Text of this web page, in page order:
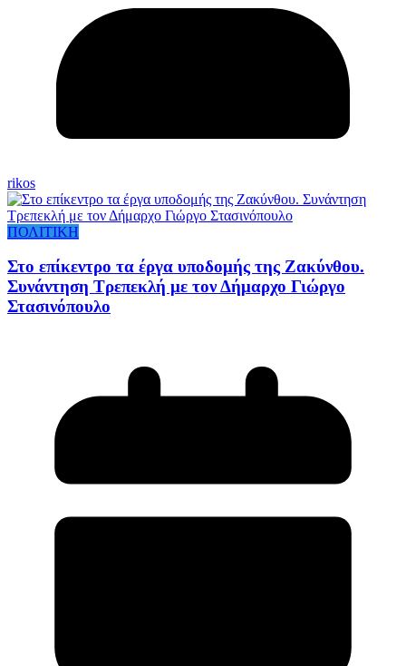
rikos
ΠΟΛΙΤΙΚΗ
Στο επίκεντρο τα έργα υποδομής της Ζακύνθου.
Συνάντηση Τρεπεκλή με τον Δήμαρχο Γιώργο
Στασινόπουλο